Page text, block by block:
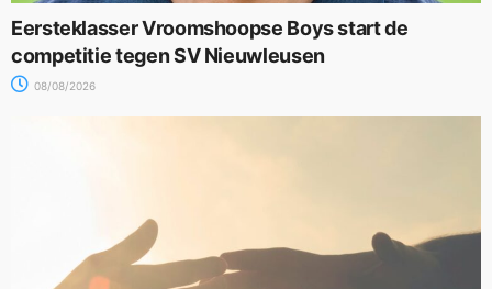
Eersteklasser Vroomshoopse Boys start de
competitie tegen SV Nieuwleusen
08/08/2026